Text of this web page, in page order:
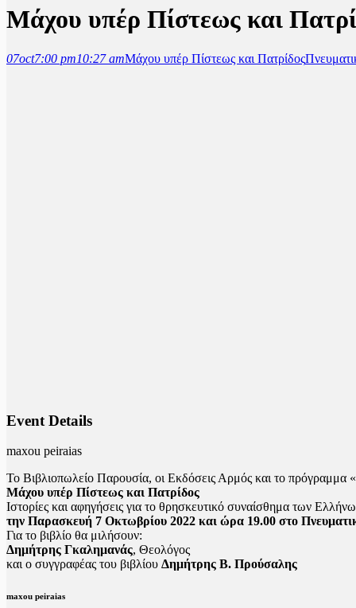
Μάχου υπέρ Πίστεως και
07oct7:00 pm10:27 amΜάχου υπέρ Πίστεως και Πατρίδος
Event Details
maxou peiraias
Το Βιβλιοπωλείο Παρουσία, οι Εκδόσεις Αρμός και το πρόγραμμα
Μάχου υπέρ Πίστεως και Πατρίδος
Ιστορίες και αφηγήσεις για το θρησκευτικό συναίσθημα των
την Παρασκευή 7 Οκτωβρίου 2022 και ώρα 19.00 στο
Για το βιβλίο θα μιλήσουν:
Δημήτρης Γκαλημανάς, Θεολόγος
και ο συγγραφέας του βιβλίου Δημήτρης B. Προύσαλης
maxou peiraias